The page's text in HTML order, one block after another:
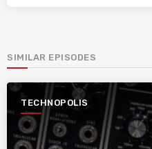
SIMILAR EPISODES
TECHNOPOLIS